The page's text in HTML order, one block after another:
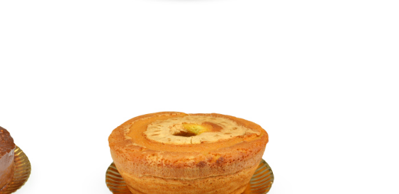
PÃO DE LÓ
Bolos